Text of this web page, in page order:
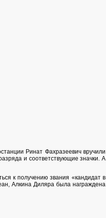
Ринат Фахразеевич вручили
и соответствующие значки. А
к получению звания «кандидат в
Алкина Диляра была награждена